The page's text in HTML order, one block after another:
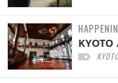
KYOTO